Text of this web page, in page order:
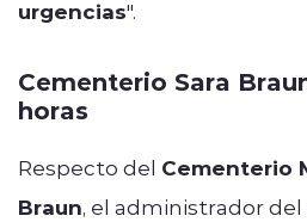
urgencias".
Cementerio Sara
horas
Respecto del Cementerio
Braun, el administrador